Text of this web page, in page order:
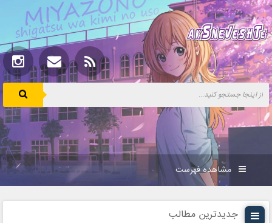
مشاهده فهرست
جدیدترین مطالب